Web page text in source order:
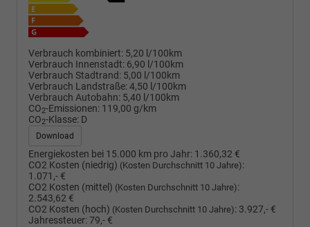
Verbrauch kombiniert: 5,20 l/100km
Verbrauch Innenstadt: 6,90 l/100km
Verbrauch Stadtrand: 5,00 l/100km
Verbrauch Landstraße:4,50 l/100km
Verbrauch Autobahn: 5,40 l/100km
CO2-Emissionen: 119,00 g/km
CO2-Klasse: D
Download
Energiekosten bei 15.000 km pro Jahr: 1.360,32 €
CO2 Kosten (niedrig) (Kosten Durchschnitt 10 Jahre):
1.071,- €
CO2 Kosten (mittel) (Kosten Durchschnitt 10 Jahre):
2.543,62 €
CO2 Kosten (hoch) (Kosten Durchschnitt 10 Jahre): 3.927,- €
Jahressteuer:79,- €